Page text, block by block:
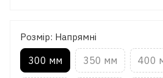
Розмір: Напрямні
300 мм 350 мм 400